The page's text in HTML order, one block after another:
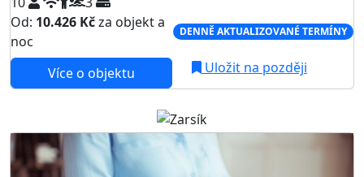
Od: 10.426 Kčza objekt a
noc
DENNĚ AKTUALIZOVANÉ TERMÍNY
Více o objektu Uložit na později